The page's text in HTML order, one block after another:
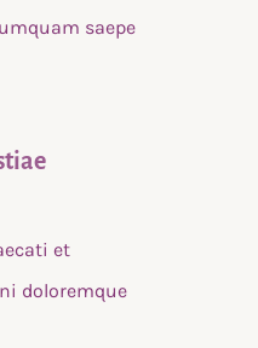
saepe
et
doloremque